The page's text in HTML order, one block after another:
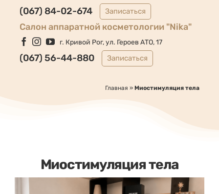
(067) 84-02-674 Записаться
Cалон аппаратной косметологии "Nika"
Facebook
Instagram
YouTube
г. Кривой Рог, ул. Героев АТО, 17
(067) 56-44-880 Записаться
Главная » Миостимуляция тела
Миостимуляция тела